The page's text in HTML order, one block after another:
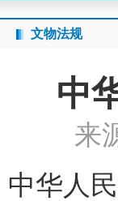
文物法规
中
来
中华人